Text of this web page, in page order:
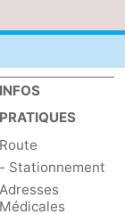
INFOS
PRATIQUES
Route
- Stationnement
Adresses
Médicales